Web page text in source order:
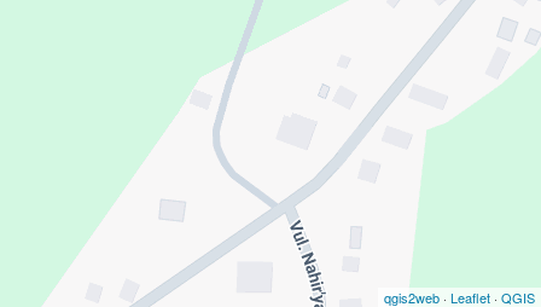
qgis2web · Leaflet · QGIS